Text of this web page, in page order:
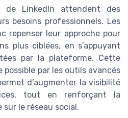
de LinkedIn attendent des
besoins professionnels. Les
repenser leur approche pour
plus ciblées, en s’appuyant
par la plateforme. Cette
possible par les outils avancés
d’augmenter la visibilité
tout en renforçant la
sur le réseau social.